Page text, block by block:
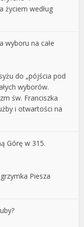
życiem według
wyboru na całe
do „pójścia pod
wyborów.
św. Franciszka
i otwartości na
Górę w 315.
Piesza